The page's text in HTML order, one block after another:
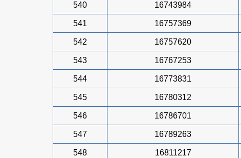
540 16743984
541 16757369
542 16757620
543 16767253
544 16773831
545 16780312
546 16786701
547 16789263
548 16811217